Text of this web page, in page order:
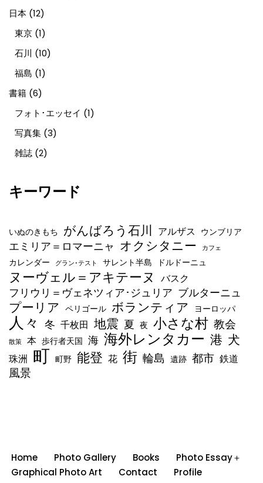
日本 (12)
東京 (1)
石川 (10)
福島 (1)
書籍 (6)
フォト･エッセイ (1)
写真集 (3)
雑誌 (2)
キーワード
いぬのきもち がんばろう石川 アルザス ウンブリア
エミリア＝ロマーニャ オクシタニー カフェ
カレンダー グラン･テスト サレント半島 ドルドーニュ
ヌーヴェル＝アキテーヌ バスク
フリウリ＝ヴェネツィア･ジュリア ブルターニュ
プーリア ペリゴール ボランティア ヨーロッパ
人々 冬 千枚田 地震 夏 夜 小さな村 教会
散策 本 歩行者天国 海 海外レンタカー 港 犬
珠洲 町 町野 能登 花 街 輪島 遺跡 都市 鉄道
風景
Home Photo Gallery Books
Photo Essay＋
Graphical Photo Art
Contact
Profile